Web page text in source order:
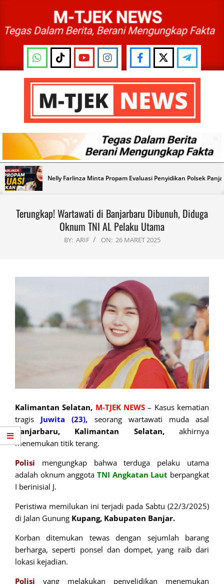
content
M-
TJEK
NEWS
Primary
Navigation
Menu
Nelly Farlinza Minta Propam Evaluasi Penyidikan Polsek
Terungkap! Wartawati di Banjarbaru Dibunuh, Diduga
Oknum TNI AL Pelaku Utama
BY: ARIF ON: 26 MARET 2025
Kalimantan Selatan, M-TJEK NEWS – Kasus kematian
tragis Juwita (23), seorang wartawati muda asal
Banjarbaru, Kalimantan Selatan,akhirnya
menemukan titik terang.
Polisi mengungkap bahwa terduga pelaku utama
adalah oknum anggota TNI Angkatan Laut berpangkat
I berinisial J.
Peristiwa memilukan ini terjadi pada Sabtu (22/3/2025)
di Jalan Gunung Kupang, Kabupaten Banjar.
Korban ditemukan tewas dengan sejumlah barang
berharga, seperti ponsel dan dompet, yang raib dari
lokasi kejadian.
Polisi yang melakukan penyelidikan menemukan